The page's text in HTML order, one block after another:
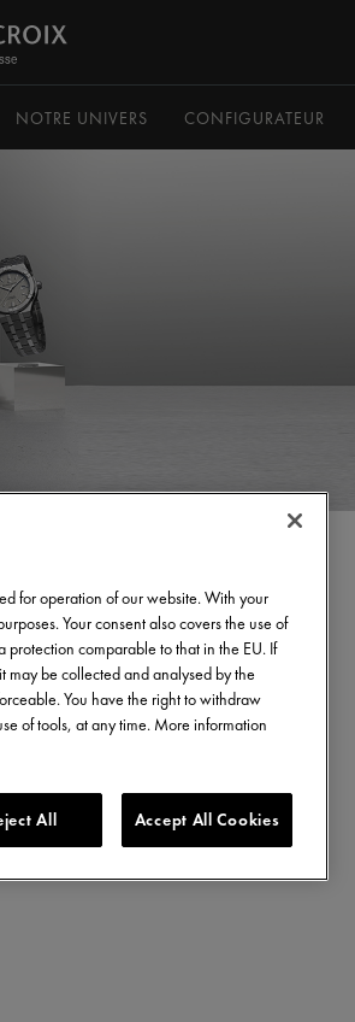
NOTRE UNIVERS CONFIGURATEUR
for operation of our website. With your
Your consent also covers the use of
comparable to that in the EU. If
may be collected and analysed by the
You have the right to withdraw
of tools, at any time. More information
All Accept All Cookies